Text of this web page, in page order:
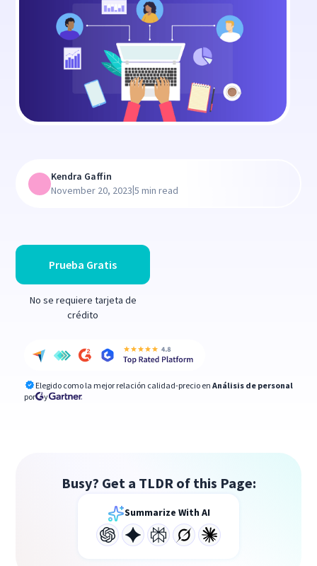
Prueba Gratis
No se requiere tarjeta de
crédito
Elegido como la mejor relación calidad-precio en Análisis de personal
por
y
Kendra Gaffin
November 20, 2023|5 min read
Busy? Get a TLDR of this Page:
Summarize With AI